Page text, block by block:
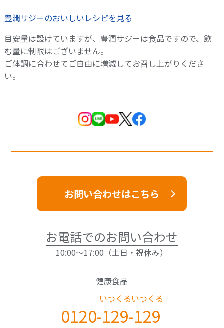
豊潤サジーのおいしいレシピを見る
目安量は設けていますが、豊潤サジーは食品ですので、飲
む量に制限はございません。
ご体調に合わせてご自由に増減してお召し上がりくださ
い。
お問い合わせはこちら
お電話でのお問い合わせ
10:00～17:00（土日・祝休み）
健康食品
0120-129
いつくる
-129
いつくる